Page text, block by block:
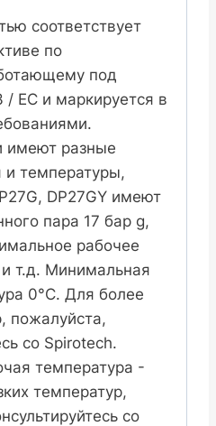
соответствует
по
под
EC и маркируется в
имеют разные
температуры,
DP27GY имеют
пара 17 бар g,
рабочее
т.д. Минимальная
0°C. Для более
пожалуйста,
со Spirotech.
температура -
температур,
со